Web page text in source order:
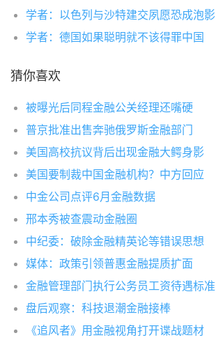
学者：以色列与沙特建交夙愿恐成泡影
学者：德国如果聪明就不该得罪中国
猜你喜欢
被曝光后同程金融公关经理还嘴硬
普京批准出售奔驰俄罗斯金融部门
美国高校抗议背后出现金融大鳄身影
美国要制裁中国金融机构？中方回应
中金公司点评6月金融数据
邢本秀被查震动金融圈
中纪委：破除金融精英论等错误思想
媒体：政策引领普惠金融提质扩面
金融管理部门执行公务员工资待遇标准
盘后观察：科技退潮金融接棒
《追风者》用金融视角打开谍战题材